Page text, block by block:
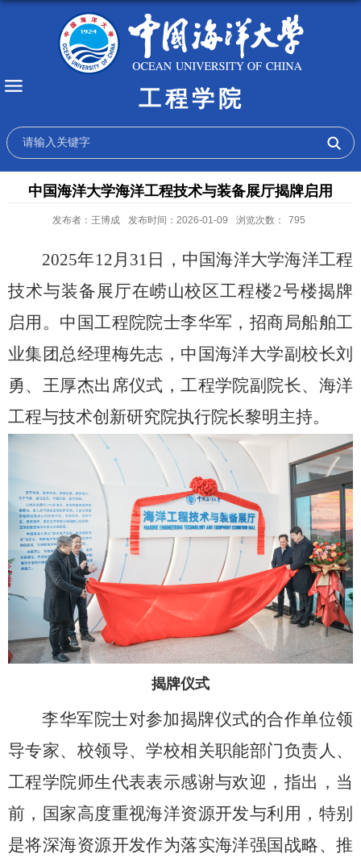
工程学院
中国海洋大学海洋工程技术与装备展厅揭牌启用
发布者：王博成 发布时间：2026-01-09 浏览次数： 795
2025年12月 31 日，中国海洋大学海洋工程
技术与装备展厅在崂山校区工程楼2号楼揭牌
启用。中国工程院院士李华军，招商局船舶工
业集团总经理梅先志，中国海洋大学副校长刘
勇、王厚杰出席仪式，工程学院副院长、海洋
工程与技术创新研究院执行院长黎明主持。
揭牌仪式
李华军院士对参加揭牌仪式的合作单位领
导专家、校领导、学校相关职能部门负责人、
工程学院师生代表表示感谢与欢迎，指出，当
前，国家高度重视海洋资源开发与利用，特别
是将深海资源开发作为落实海洋强国战略、推